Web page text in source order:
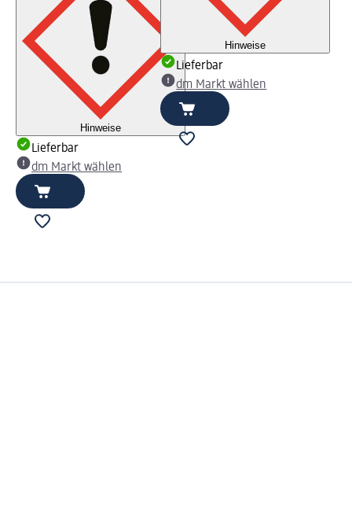
Hinweise
Lieferbar
dm Markt wählen
Hinweise
Lieferbar
dm Markt wählen